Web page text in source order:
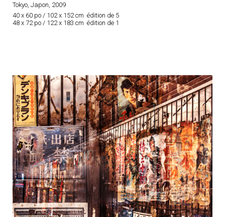
Tokyo, Japon, 2009
40 x 60 po / 102 x 152 cm édition de 5
48 x 72 po / 122 x 183 cm édition de 1